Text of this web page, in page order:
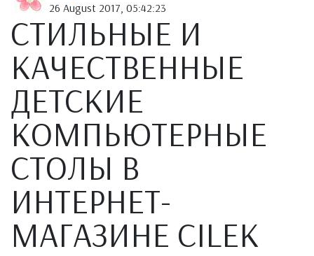
26 August 2017, 05:42:23
СТИЛЬНЫЕ И
КАЧЕСТВЕННЫЕ
ДЕТСКИЕ
КОМПЬЮТЕРНЫЕ
СТОЛЫ В
ИНТЕРНЕТ-
МАГАЗИНЕ CILEK